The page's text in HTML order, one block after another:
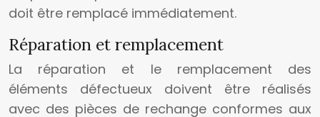
doit être remplacé immédiatement.
Réparation et remplacement
La réparation et le remplacement des
éléments défectueux doivent être réalisés
avec des pièces de rechange conformes aux